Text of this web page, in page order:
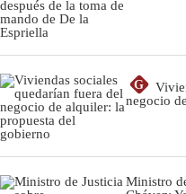
G
negocio
Ministro